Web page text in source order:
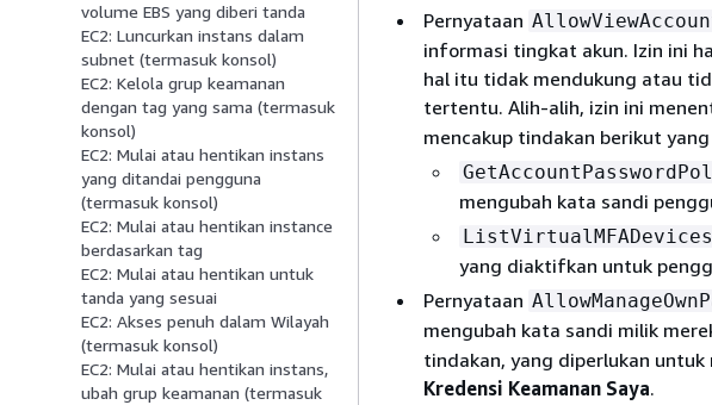
volume EBS yang diberi tanda
EC2: Luncurkan instans dalam
subnet (termasuk konsol)
EC2: Kelola grup keamanan
dengan tag yang sama (termasuk
konsol)
EC2: Mulai atau hentikan instans
yang ditandai pengguna
(termasuk konsol)
EC2: Mulai atau hentikan instance
berdasarkan tag
EC2: Mulai atau hentikan untuk
tanda yang sesuai
EC2: Akses penuh dalam Wilayah
(termasuk konsol)
EC2: Mulai atau hentikan instans,
ubah grup keamanan (termasuk
Pernyataan
informasi tingkat akun. Izin ini
hal itu tidak mendukung atau
tertentu. Alih-alih, izin ini
mencakup tindakan berikut
mengubah kata sandi
ListVirtualMFADevices
yang diaktifkan untuk
Pernyataan
mengubah kata sandi milik
tindakan, yang diperlukan
Kredensi Keamanan Saya.